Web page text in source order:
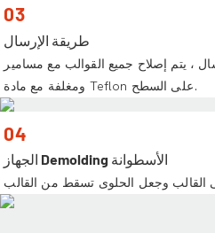
03
طريقة الإرسال
، يتم إصلاح جميع القوالب مع مسامير
ومغلفة مع مادة Teflon على السطح.
04
الجهاز Demolding الأسطوانة